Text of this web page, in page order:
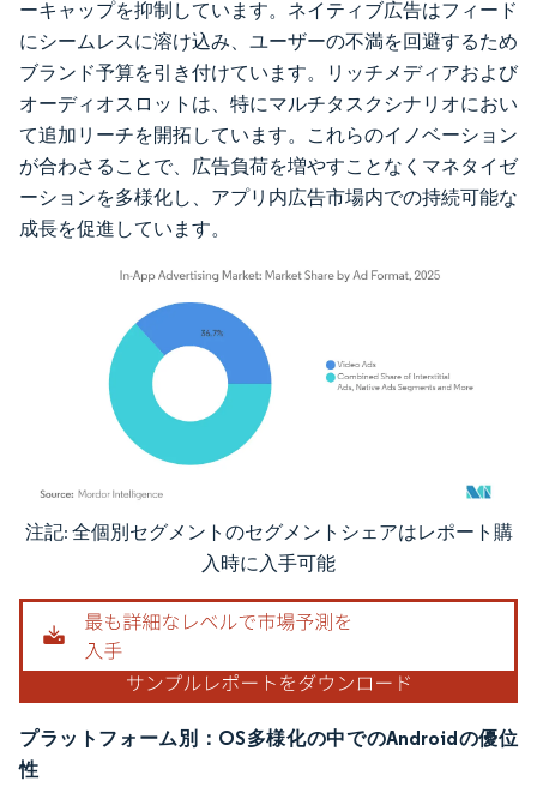
ーキャップを抑制しています。ネイティブ広告はフィード
にシームレスに溶け込み、ユーザーの不満を回避するため
ブランド予算を引き付けています。リッチメディアおよび
オーディオスロットは、特にマルチタスクシナリオにおい
て追加リーチを開拓しています。これらのイノベーション
が合わさることで、広告負荷を増やすことなくマネタイゼ
ーションを多様化し、アプリ内広告市場内での持続可能な
成長を促進しています。
画像 © Mordor Intelligence。再利用にはCC BY 4.0の表示が必要です。
注記: 全個別セグメントのセグメントシェアはレポート購
入時に入手可能
プラットフォーム別：OS多様化の中でのAndroidの優位
性